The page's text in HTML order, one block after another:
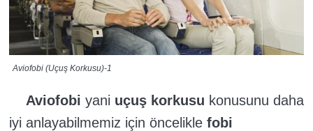
Aviofobi (Uçuş Korkusu)-1
Aviofobi yani uçuş korkusu konusunu daha
iyi anlayabilmemiz için öncelikle fobi